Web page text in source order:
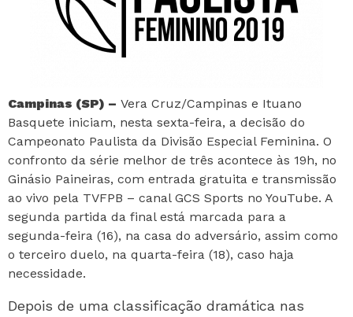
Campinas (SP) – Vera Cruz/Campinas e Ituano
Basquete iniciam, nesta sexta-feira, a decisão do
Campeonato Paulista da Divisão Especial Feminina. O
confronto da série melhor de três acontece às 19h, no
Ginásio Paineiras, com entrada gratuita e transmissão
ao vivo pela TVFPB – canal GCS Sports no YouTube. A
segunda partida da final está marcada para a
segunda-feira (16), na casa do adversário, assim como
o terceiro duelo, na quarta-feira (18), caso haja
necessidade.
Depois de uma classificação dramática nas